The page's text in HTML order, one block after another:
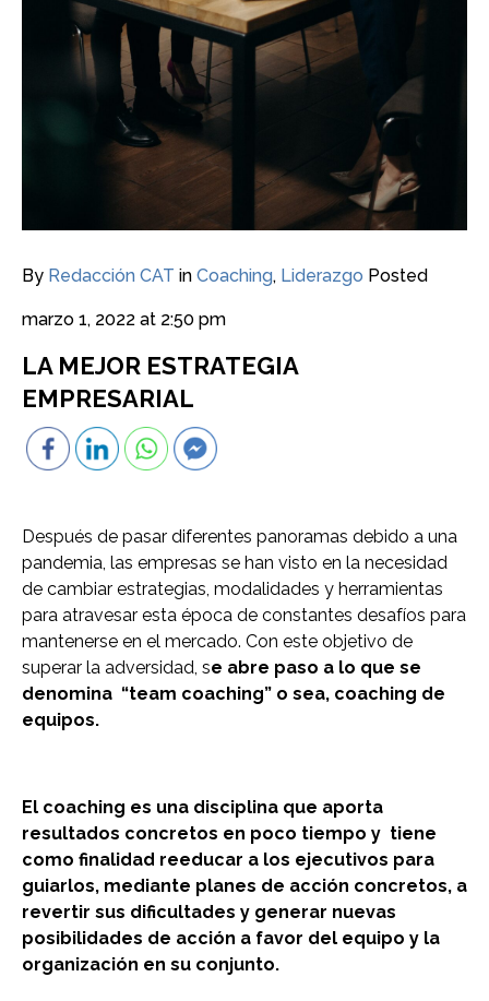
By Redacción CAT in Coaching, Liderazgo Posted
marzo 1, 2022 at 2:50 pm
LA MEJOR ESTRATEGIA
EMPRESARIAL
Después de pasar diferentes panoramas debido a una
pandemia, las empresas se han visto en la necesidad
de cambiar estrategias, modalidades y herramientas
para atravesar esta época de constantes desafíos para
mantenerse en el mercado. Con este objetivo de
superar la adversidad, se abre paso a lo que se
denomina “team coaching” o sea, coaching de
equipos.
El coaching es una disciplina que aporta
resultados concretos en poco tiempo y tiene
como finalidad reeducar a los ejecutivos para
guiarlos, mediante planes de acción concretos, a
revertir sus dificultades y generar nuevas
posibilidades de acción a favor del equipo y la
organización en su conjunto.